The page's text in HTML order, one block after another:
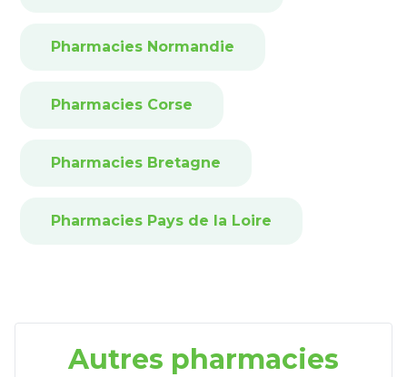
Pharmacies Normandie
Pharmacies Corse
Pharmacies Bretagne
Pharmacies Pays de la Loire
Autres pharmacies